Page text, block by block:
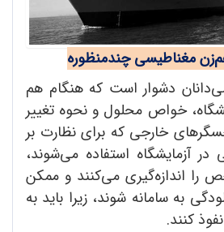
مغناطیسی چندمنظوره
دشوار است که هنگام هم
خواص محلول و نحوه تغییر
خارجی که برای نظارت بر
آزمایشگاه استفاده می‌شوند،
اندازه‌گیری می‌کنند و ممکن
به سامانه شوند، زیرا باید به
کنند.